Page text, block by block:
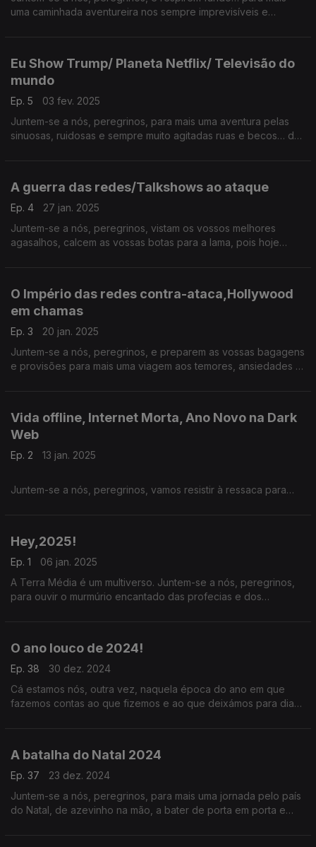
uma caminhada aventureira nos sempre imprevisíveis e
Eu Show Trump/ Planeta Netflix/ Televisão do
mundo
Ep. 5
03 fev. 2025
Juntem-se a nós, peregrinos, para mais uma aventura pelas
sinuosas, ruidosas e sempre muito agitadas ruas e becos… da
A guerra das redes/Talkshows ao ataque
Ep. 4
27 jan. 2025
Juntem-se a nós, peregrinos, vistam os vossos melhores
agasalhos, calcem as vossas botas para a lama, pois hoje
O Império das redes contra-ataca,Hollywood
em chamas
Ep. 3
20 jan. 2025
Juntem-se a nós, peregrinos, e preparem as vossas bagagens
e provisões para mais uma viagem aos temores, ansiedades e
Vida offline, Internet Morta, Ano Novo na Dark
Web
Ep. 2 13 jan. 2025
Juntem-se a nós, peregrinos, vamos resistir à ressaca para
Hey,2025!
Ep. 1
06 jan. 2025
A Terra Média é um multiverso. Juntem-se a nós, peregrinos,
para ouvir o murmúrio encantado das profecias e dos
O ano louco de 2024!
Ep. 38
30 dez. 2024
Cá estamos nós, outra vez, naquela época do ano em que
fazemos contas ao que fizemos e ao que deixámos para dias
A batalha do Natal 2024
Ep. 37
23 dez. 2024
Juntem-se a nós, peregrinos, para mais uma jornada pelo país
do Natal, de azevinho na mão, a bater de porta em porta e